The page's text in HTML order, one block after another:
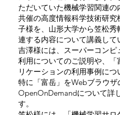
ただいていた機械学習関連の
共催の高度情報科学技術研究
子様を、山形大学から笠松
連する内容について講義して
吉澤様には、スーパーコンピ
利用についてのご説明や、
リケーションの利用事例につ
特に「富岳」をWebブラウザ
OpenOnDemandについて詳
す。